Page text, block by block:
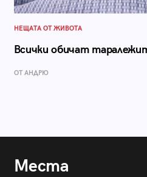
НЕЩАТА ОТ ЖИВОТА
Всички обичат
ОТ АНДРЮ
Места